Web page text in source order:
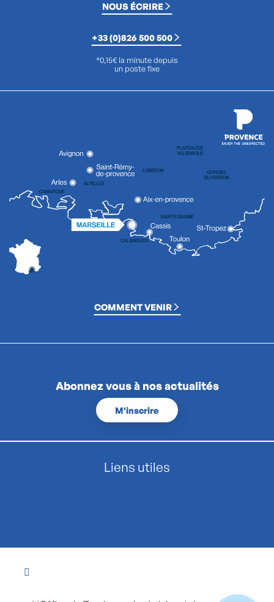
NOUS ÉCRIRE
+33 (0)826 500 500
*0,15€ la minute depuis
un poste fixe
COMMENT VENIR
Abonnez vous à nos actualités
M'inscrire
Liens utiles